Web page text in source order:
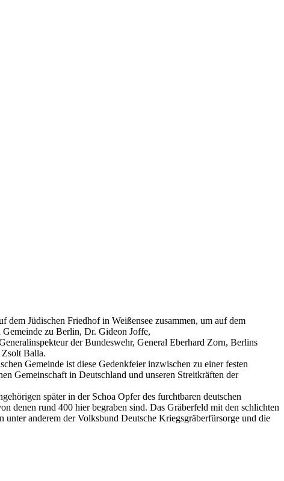
Jüdischen Friedhof in Weißensee zusammen, um auf dem
Gemeinde zu Berlin, Dr. Gideon Joffe,
der Bundeswehr, General Eberhard Zorn, Berlins
Zsolt Balla.
Gemeinde ist diese Gedenkfeier inzwischen zu einer festen
Gemeinschaft in Deutschland und unseren Streitkräften der
später in der Schoa Opfer des furchtbaren deutschen
denen rund 400 hier begraben sind. Das Gräberfeld mit den schlichten
anderem der Volksbund Deutsche Kriegsgräberfürsorge und die